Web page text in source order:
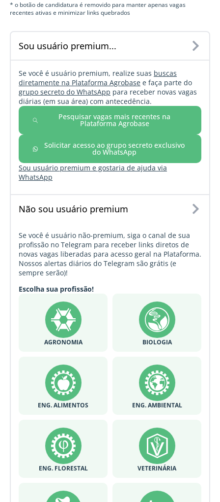
* o botão de candidatura é removido para manter apenas vagas
recentes ativas e minimizar links quebrados
Sou usuário premium...
Se você é usuário premium, realize suas buscas
diretamente na Plataforma Agrobase e faça parte do
grupo secreto do WhatsApp para receber novas vagas
diárias (em sua área) com antecedência.
Pesquisar vagas mais recentes na
Plataforma Agrobase
Solicitar acesso ao grupo secreto exclusivo
do WhatsApp
Sou usuário premium e gostaria de ajuda via
WhatsApp
Não sou usuário premium
Se você é usuário não-premium, siga o canal de sua
profissão no Telegram para receber links diretos de
novas vagas liberadas para acesso geral na Plataforma.
Nossos alertas diários do Telegram são grátis (e
sempre serão)!
Escolha sua profissão!
AGRONOMIA BIOLOGIA
ENG. ALIMENTOS ENG. AMBIENTAL
ENG. FLORESTAL VETERINÁRIA